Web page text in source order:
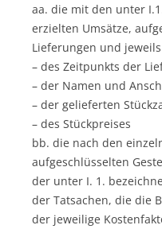
aa. die mit den unter
erzielten Umsätze,
Lieferungen und
– des Zeitpunkts der
– der Namen und
– der gelieferten
– des Stückpreises
bb. die nach den
aufgeschlüsselten
der unter I. 1.
der Tatsachen, die die
der jeweilige